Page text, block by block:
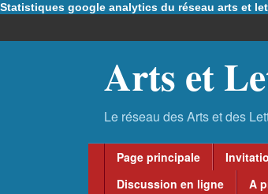
Statistiques google analytics du réseau arts et
Arts et
Page principale
Discussion en ligne
A